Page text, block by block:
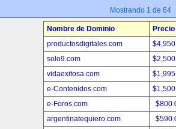
Mostrando 1 de 64
Nombre de Dominio
Precio
productosdigitales.com
solo9.com
vidaexitosa.com
e-Contenidos.com
e-Foros.com
argentinatequiero.com